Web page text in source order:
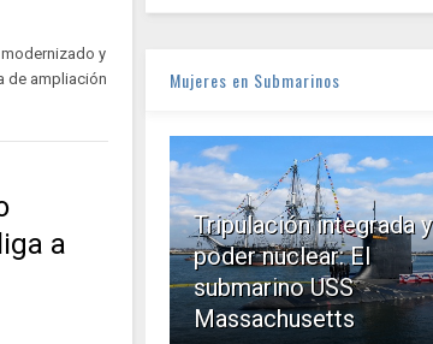
modernizado y
de ampliación
a
Mujeres en Submarinos
Tripulación integrada y
poder nuclear: El
submarino USS
Massachusetts